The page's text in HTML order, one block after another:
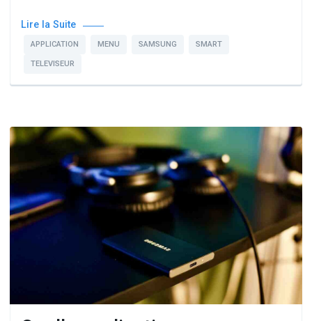
Lire la Suite
APPLICATION MENU SAMSUNG SMART
TELEVISEUR